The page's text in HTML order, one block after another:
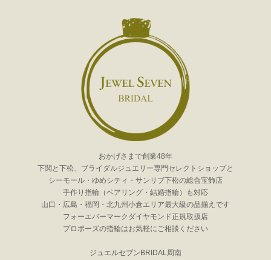
おかげさまで創業48年
下関と下松、ブライダルジュエリー専門セレクトショップと
シーモール・ゆめシティ・サンリブ下松の総合宝飾店
手作り指輪（ペアリング・結婚指輪）も対応
山口・広島・福岡・北九州小倉エリア最大級の品揃えです
フォーエバーマークダイヤモンド正規取扱店
プロポーズの指輪はお気軽にご相談ください
ジュエルセブンBRIDAL周南